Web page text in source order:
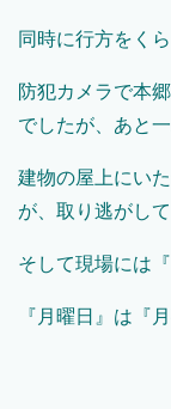
同時に行方をく
防犯カメラで本
でしたが、あと
建物の屋上にい
が、取り逃がし
そして現場には
『月曜日』は『